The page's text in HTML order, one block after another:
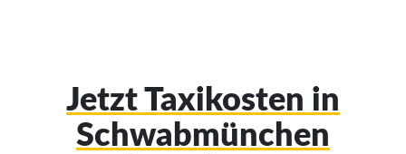
Jetzt Taxikosten in
Schwabmünchen